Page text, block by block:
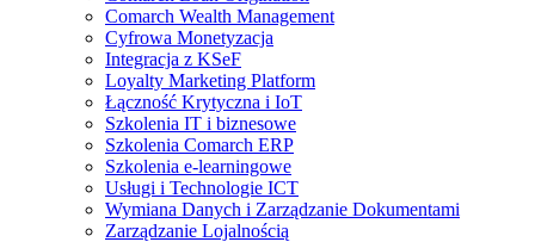
Comarch Wealth Management
Cyfrowa Monetyzacja
Integracja z KSeF
Loyalty Marketing Platform
Łączność Krytyczna i IoT
Szkolenia IT i biznesowe
Szkolenia Comarch ERP
Szkolenia e-learningowe
Usługi i Technologie ICT
Wymiana Danych i Zarządzanie Dokumentami
Zarządzanie Lojalnością